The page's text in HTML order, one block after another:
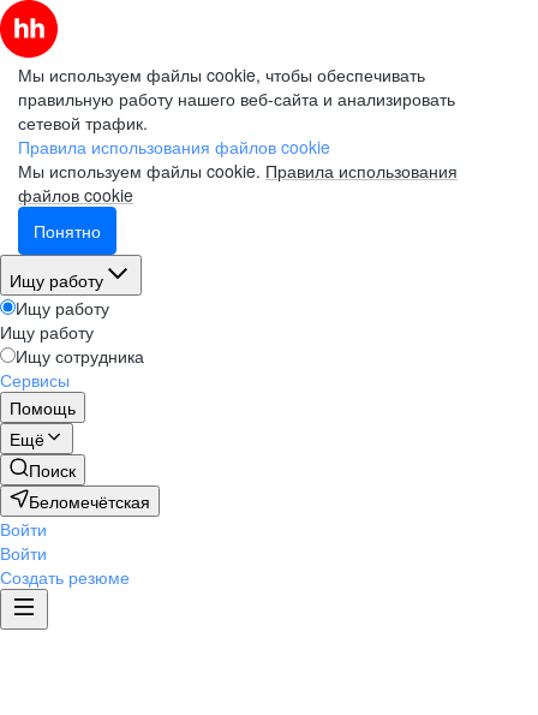
Мы используем файлы cookie, чтобы обеспечивать
правильную работу нашего веб-сайта и анализировать
сетевой трафик.
Правила использования файлов cookie
Мы используем файлы cookie. Правила использования
файлов cookie
Понятно
Ищу работу
Ищу работу
Ищу работу
Ищу сотрудника
Сервисы
Помощь
Ещё
Поиск
Беломечётская
Войти
Войти
Создать резюме